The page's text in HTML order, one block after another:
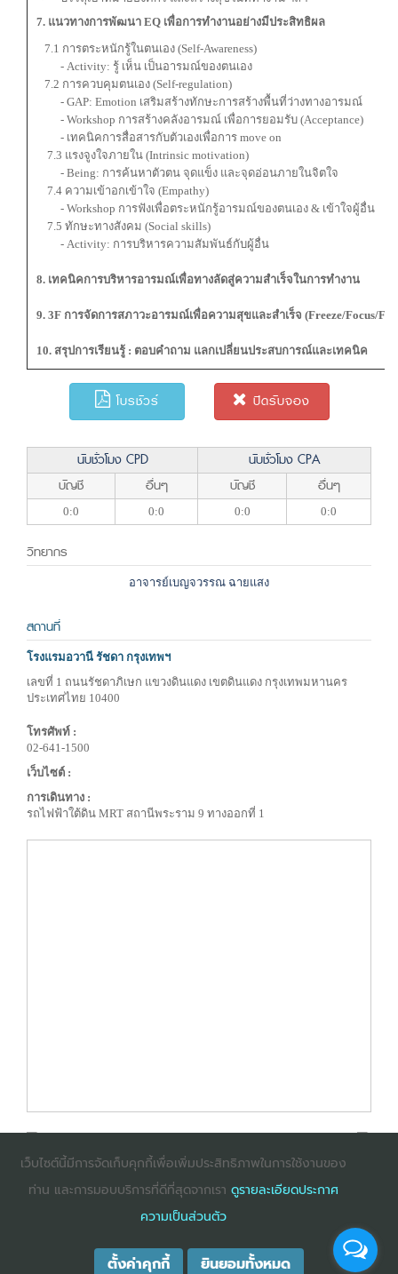
7. แนวทางการพัฒนา EQ เพื่อการทำงานอย่างมีประสิทธิผล
7.1 การตระหนักรู้ในตนเอง (Self-Awareness)
- Activity: รู้ เห็น เป็นอารมณ์ของตนเอง
7.2 การควบคุมตนเอง (Self-regulation)
- GAP: Emotion เสริมสร้างทักษะการสร้างพื้นที่ว่างทางอารมณ์
- Workshop การสร้างคลังอารมณ์ เพื่อการยอมรับ (Acceptance)
- เทคนิคการสื่อสารกับตัวเองเพื่อการ move on
7.3 แรงจูงใจภายใน (Intrinsic motivation)
- Being: การค้นหาตัวตน จุดแข็ง และจุดอ่อนภายในจิตใจ
7.4 ความเข้าอกเข้าใจ (Empathy)
- Workshop การฟังเพื่อตระหนักรู้อารมณ์ของตนเอง & เข้าใจผู้อื่น
7.5 ทักษะทางสังคม (Social skills)
- Activity: การบริหารความสัมพันธ์กับผู้อื่น
8. เทคนิคการบริหารอารมณ์เพื่อทางลัดสู่ความสำเร็จในการทำงาน
9. 3F การจัดการสภาวะอารมณ์เพื่อความสุขและสำเร็จ (Freeze/Focus/
10. สรุปการเรียนรู้ : ตอบคำถาม แลกเปลี่ยนประสบการณ์และเทคนิค
โบรชัวร์ ปิดรับจอง
นับชั่วโมง CPD
นับชั่วโมง CPA
บัญชี
อื่นๆ บัญชี อื่นๆ
0:0 0:0 0:0 0:0
วิทยากร
อาจารย์เบญจวรรณ ฉายแสง
สถานที่
โรงแรมอวานี รัชดา กรุงเทพฯ
เลขที่ 1 ถนนรัชดาภิเษก แขวงดินแดง เขตดินแดง กรุงเทพมหานคร
ประเทศไทย 10400
โทรศัพท์ :
02-641-1500
เว็บไซต์ :
การเดินทาง :
รถไฟฟ้าใต้ดิน MRT สถานีพระราม 9 ทางออกที่ 1
: InternetExplorer เวอร์ชั่น 10 ขึ้นไป
: Chrome เวอร์ชั่น 58 ขึ้นไป
COPYRIGHT ©2025DHARMNITI SEMINAR AND TRAINING CO., LTDALL
เว็บไซต์นี้มีการจัดเก็บคุกกี้เพื่อเพิ่มประสิทธิภาพในการใช้งานของ
ท่าน และการมอบบริการที่ดีที่สุดจากเรา ดูรายละเอียดประกาศ
ความเป็นส่วนตัว
ตั้งค่าคุกกี้ ยินยอมทั้งหมด